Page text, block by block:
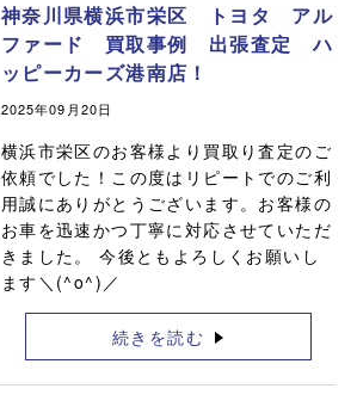
神奈川県横浜市栄区 トヨタ アル
ファード 買取事例 出張査定 ハ
ッピーカーズ港南店！
2025年09月20日
横浜市栄区のお客様より買取り査定のご
依頼でした！この度はリピートでのご利
用誠にありがとうございます。お客様の
お車を迅速かつ丁寧に対応させていただ
きました。 今後ともよろしくお願いし
ます＼(^o^)／
続きを読む